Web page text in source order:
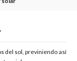
del sol, previniendo así